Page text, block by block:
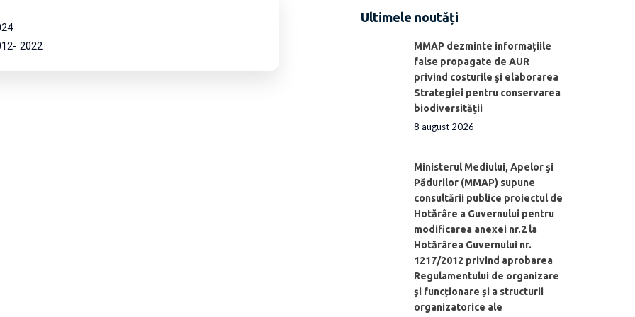
2022
Ultimele noutăți
MMAP dezminte informațiile
false propagate de AUR
privind costurile și elaborarea
Strategiei pentru conservarea
biodiversității
8 august 2026
Ministerul Mediului, Apelor şi
Pădurilor (MMAP) supune
consultării publice proiectul de
Hotărâre a Guvernului pentru
modificarea anexei nr.2 la
Hotărârea Guvernului nr.
1217/2012 privind aprobarea
Regulamentului de organizare
şi funcționare și a structurii
organizatorice ale